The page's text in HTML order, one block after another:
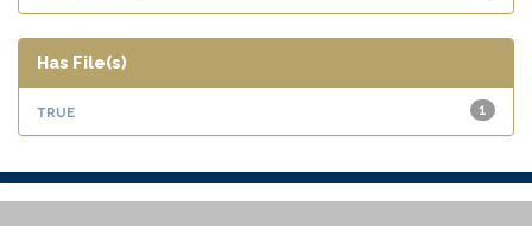
Has File(s)
1
true